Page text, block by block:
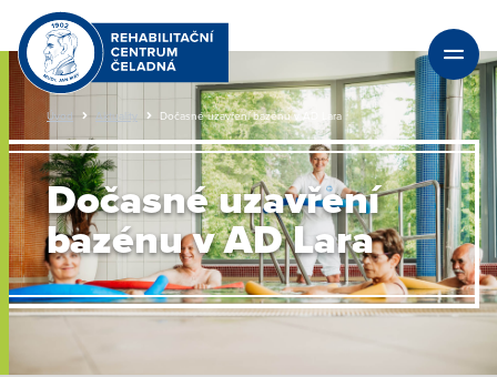
Úvod Aktuality Dočasné uzavření bazénu v AD Lara
Dočasné uzavření
bazénu v AD Lara